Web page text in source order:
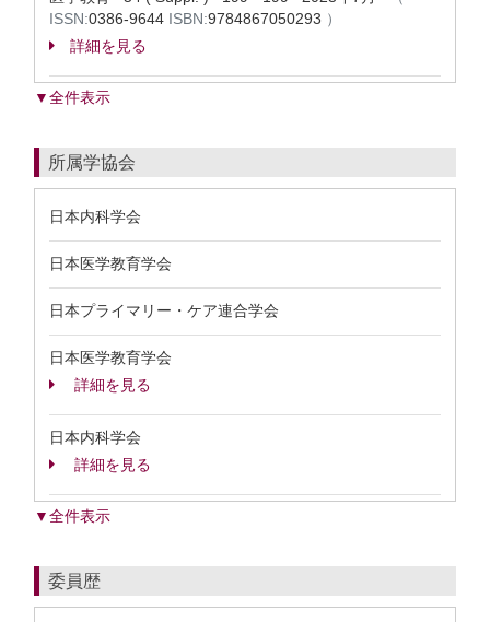
ISSN:0386-9644 ISBN:9784867050293 ）
詳細を見る
▼全件表示
所属学協会
日本内科学会
日本医学教育学会
日本プライマリー・ケア連合学会
日本医学教育学会
詳細を見る
日本内科学会
詳細を見る
▼全件表示
委員歴